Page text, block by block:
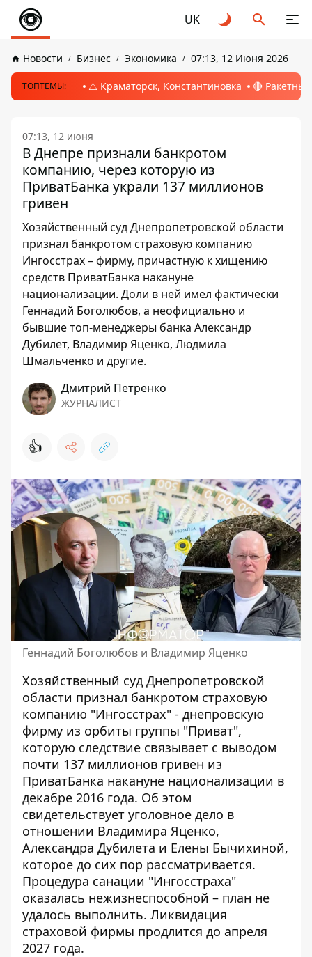
UK
Новости Бизнес Экономика 07:13, 12 Июня 2026
ТОПТЕМЫ: ⚠️ Краматорск, Константиновка 🔴
07:13, 12 июня
В Днепре признали банкротом
компанию, через которую из
ПриватБанка украли 137 миллионов
гривен
Хозяйственный суд Днепропетровской области
признал банкротом страховую компанию
Ингосстрах – фирму, причастную к хищению
средств ПриватБанка накануне
национализации. Доли в ней имел фактически
Геннадий Боголюбов, а неофициально и
бывшие топ-менеджеры банка Александр
Дубилет, Владимир Яценко, Людмила
Шмальченко и другие.
Дмитрий Петренко
ЖУРНАЛИСТ
👍
Геннадий Боголюбов и Владимир Яценко
Хозяйственный суд Днепропетровской
области признал банкротом страховую
компанию "Ингосстрах" - днепровскую
фирму из орбиты группы "Приват",
которую следствие связывает с выводом
почти 137 миллионов гривен из
ПриватБанка накануне национализации в
декабре 2016 года. Об этом
свидетельствует уголовное дело в
отношении Владимира Яценко,
Александра Дубилета и Елены Бычихиной,
которое до сих пор рассматривается.
Процедура санации "Ингосстраха"
оказалась нежизнеспособной – план не
удалось выполнить. Ликвидация
страховой фирмы продлится до апреля
2027 года.